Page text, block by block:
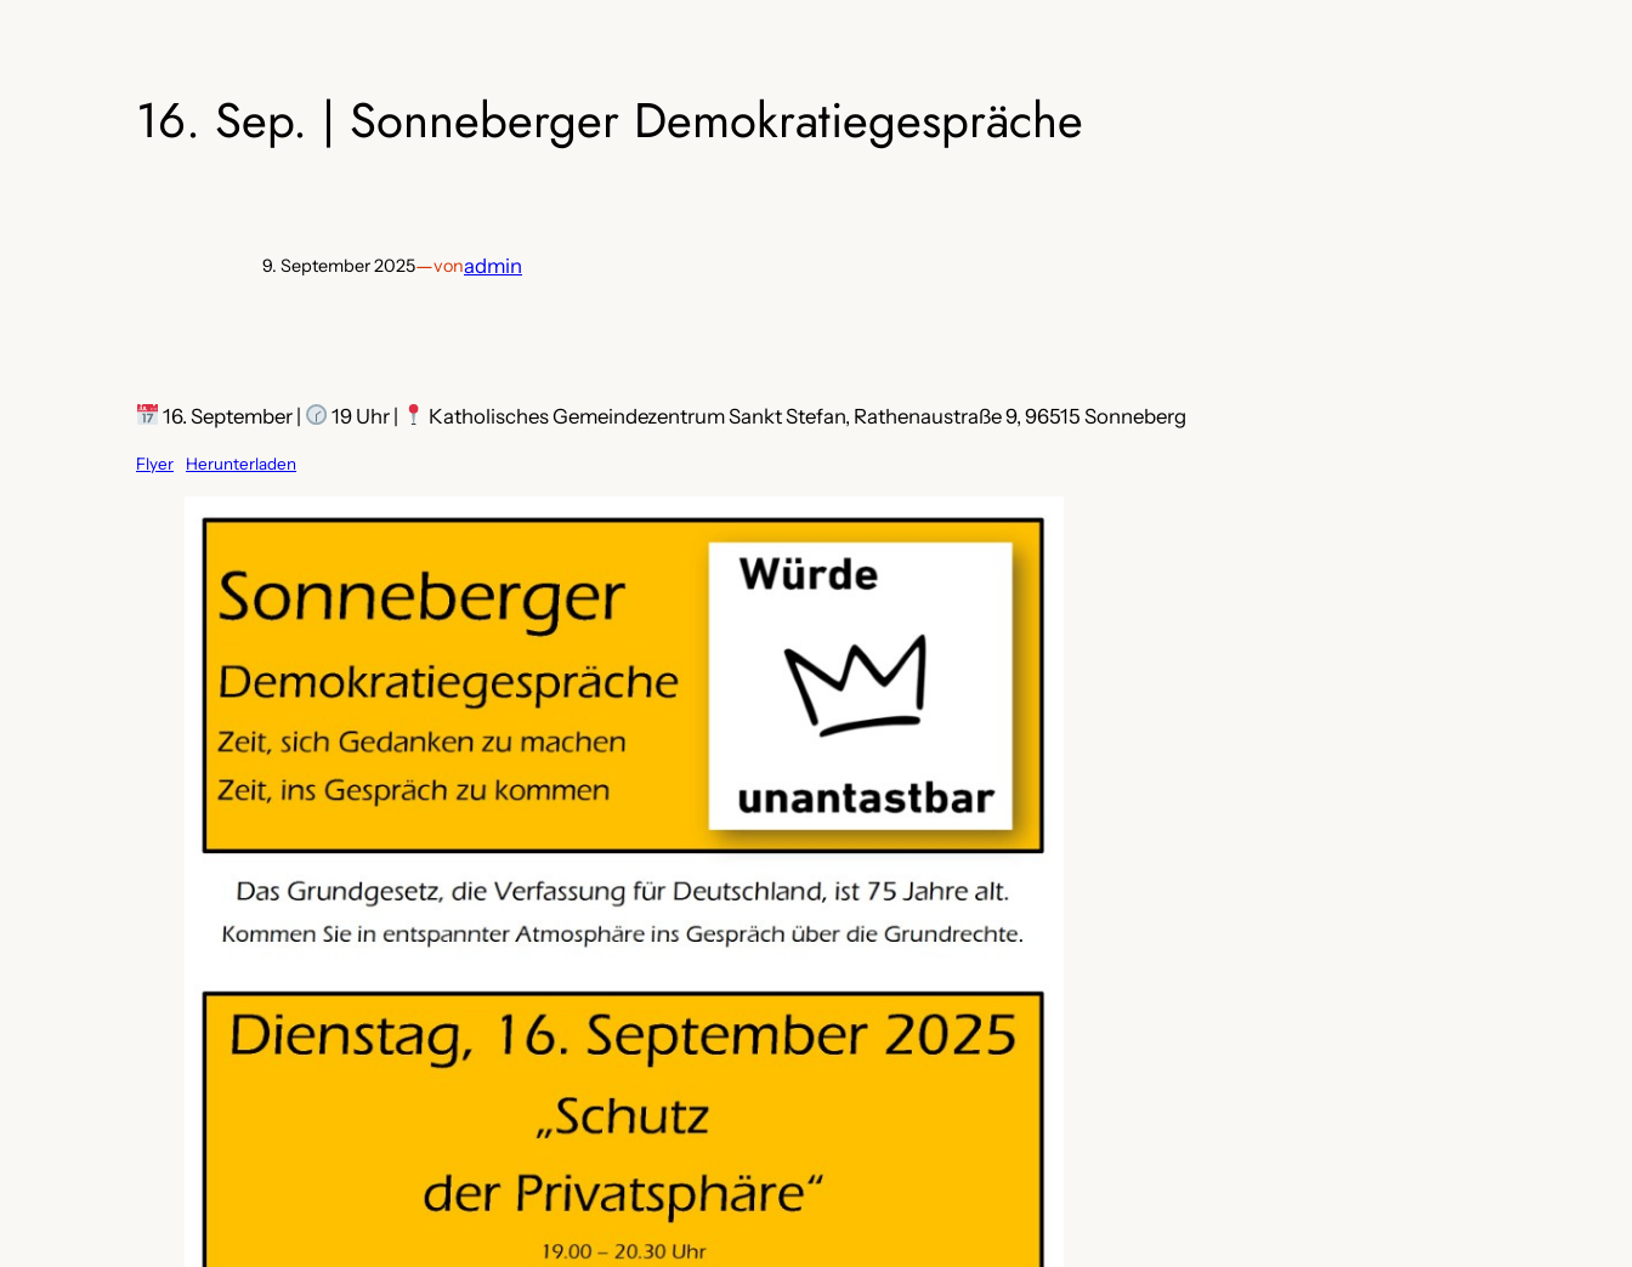
16. Sep. | Sonneberger Demokratiegespräche
9. September 2025—vonadmin
16. September | 19 Uhr | Katholisches Gemeindezentrum Sankt Stefan, Rathenaustraße 9, 96515 Sonneberg
Flyer Herunterladen